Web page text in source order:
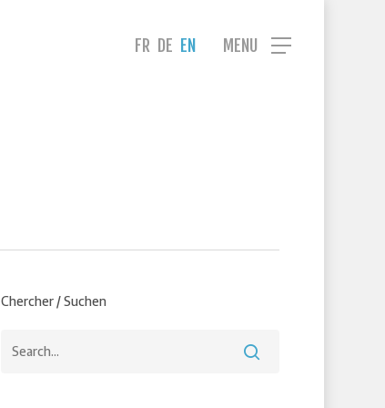
FR DE EN MENU
Chercher / Suchen